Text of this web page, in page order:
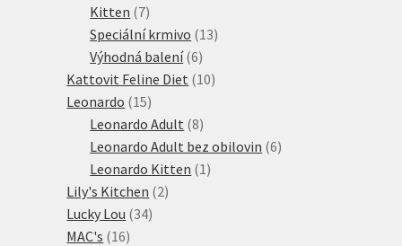
Kitten 77
produktů
Speciální krmivo 1313
Výhodná balení 66
produktů
Kattovit Feline Diet 1010
Leonardo 1515
produktů
Leonardo Adult 88
produktů
Leonardo Adult bez obilovin 66
Leonardo Kitten 1 1
Lily's Kitchen 22
Lucky Lou 3434
MAC's 1616